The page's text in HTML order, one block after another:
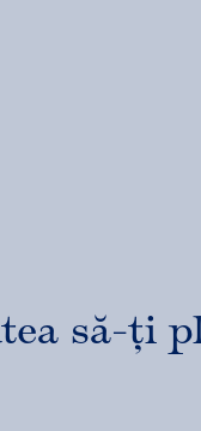
să-ți